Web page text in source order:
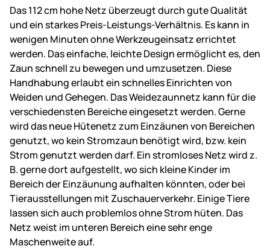
Das 112 cm hohe Netz überzeugt durch gute Qualität
und ein starkes Preis-Leistungs-Verhältnis. Es kann in
wenigen Minuten ohne Werkzeugeinsatz errichtet
werden. Das einfache, leichte Design ermöglicht es, den
Zaun schnell zu bewegen und umzusetzen. Diese
Handhabung erlaubt ein schnelles Einrichten von
Weiden und Gehegen. Das Weidezaunnetz kann für die
verschiedensten Bereiche eingesetzt werden. Gerne
wird das neue Hütenetz zum Einzäunen von Bereichen
genutzt, wo kein Stromzaun benötigt wird, bzw. kein
Strom genutzt werden darf. Ein stromloses Netz wird z.
B. gerne dort aufgestellt, wo sich kleine Kinder im
Bereich der Einzäunung aufhalten könnten, oder bei
Tierausstellungen mit Zuschauerverkehr. Einige Tiere
lassen sich auch problemlos ohne Strom hüten. Das
Netz weist im unteren Bereich eine sehr enge
Maschenweite auf.